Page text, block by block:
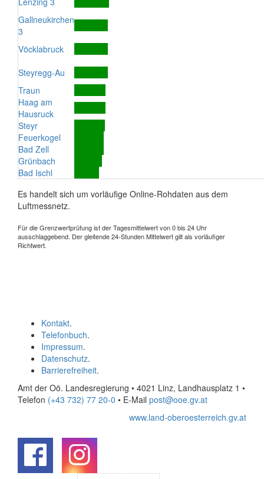
Gallneukirchen
3
Vöcklabruck
Steyregg-Au
Traun
Haag am
Hausruck
Steyr
Feuerkogel
Bad Zell
Grünbach
Bad Ischl
Es handelt sich um vorläufige Online-Rohdaten aus dem
Luftmessnetz.
Für die Grenzwertprüfung ist der Tagesmittelwert von 0 bis 24 Uhr
ausschlaggebend. Der gleitende 24-Stunden Mittelwert gilt als vorläufiger
Richtwert.
Kontakt.
Telefonbuch.
Impressum.
Datenschutz.
Barrierefreiheit.
Amt der Oö. Landesregierung • 4021 Linz, Landhausplatz 1 •
Telefon (+43 732) 77 20-0 • E-Mail post@ooe.gv.at
www.land-oberoesterreich.gv.at